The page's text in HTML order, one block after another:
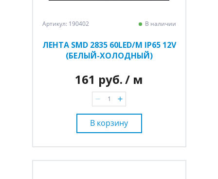
Артикул: 190402 В наличии
ЛЕНТА SMD 2835 60LED/M IP65 12V
(БЕЛЫЙ-ХОЛОДНЫЙ)
161 руб./ м
В корзину